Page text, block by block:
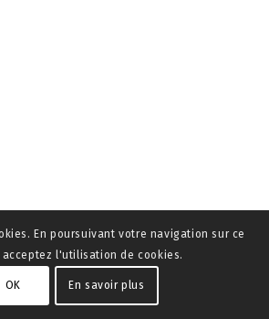
En poursuivant votre navigation sur ce
acceptez l'utilisation de cookies.
OK En savoir plus